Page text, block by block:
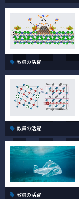
教員の活躍
教員の活躍
教員の活躍